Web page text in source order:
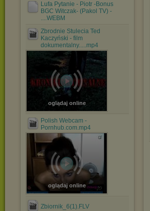
Lufa Pytanie - Piotr -Bonus
BGC Witczak- (Pakol TV) -
....WEBM
Zbrodnie Stulecia Ted
Kaczyński - film
dokumentalny.....mp4
oglądaj online
Polish Webcam -
Pornhub.com.mp4
oglądaj online
Zbiornik_6(1).FLV